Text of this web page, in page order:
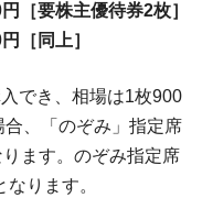
［要株主優待券2枚］
［同上］
でき、相場は1枚900
、「のぞみ」指定席
ます。のぞみ指定席
ります。